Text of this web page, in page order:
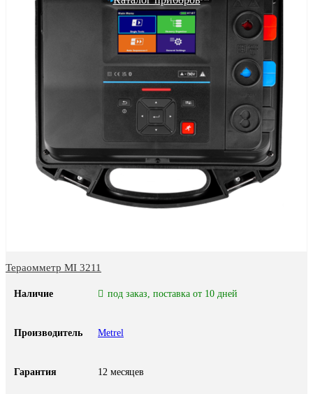
Тераомметр MI 3211
Наличие под заказ, поставка от 10 дней
Производитель Metrel
Гарантия 12 месяцев